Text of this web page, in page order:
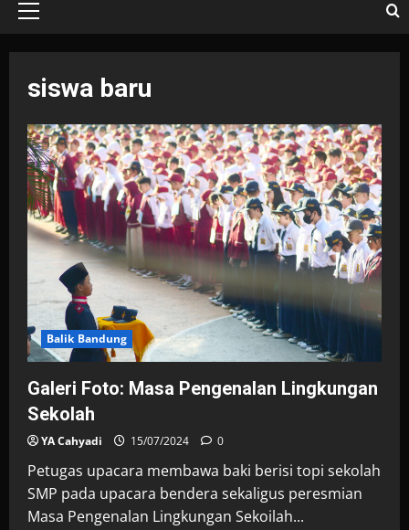
Primary
siswa baru
Balik Bandung
Galeri Foto: Masa Pengenalan Lingkungan
Sekolah
YA Cahyadi 15/07/2024 0
Petugas upacara membawa baki berisi topi sekolah
SMP pada upacara bendera sekaligus peresmian
Masa Pengenalan Lingkungan Sekoilah...